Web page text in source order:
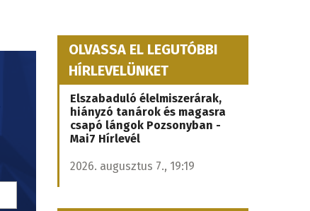
OLVASSA EL LEGUTÓBBI
HÍRLEVELÜNKET
Elszabaduló élelmiszerárak,
hiányzó tanárok és magasra
csapó lángok Pozsonyban -
Mai7 Hírlevél
2026. augusztus 7., 19:19